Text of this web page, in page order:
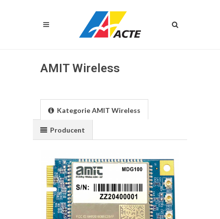
AMIT Wireless
Kategorie AMIT Wireless
Producent